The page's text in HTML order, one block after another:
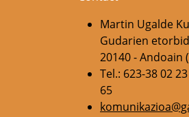
Martin Ugalde
Gudarien
20140 - Andoain
Tel.: 623-38 02
65